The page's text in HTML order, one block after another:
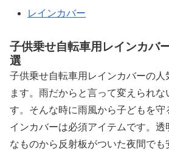
レインカバー
子供乗せ自転車用レインカバ
選
子供乗せ自転車用レインカバーの人
ます。雨だからと言って変えられ
す。そんな時に雨風から子どもを守
インカバーは必須アイテムです。
なものから反射板がついた夜間で